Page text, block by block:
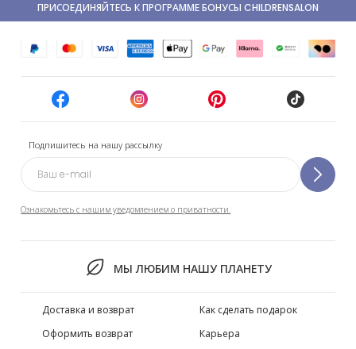
Подпишитесь на нашу рассылку
Ознакомьтесь с нашим уведомлением о приватности.
МЫ ЛЮБИМ НАШУ ПЛАНЕТУ
ПРИСОЕДИНЯЙТЕСЬ К ПРОГРАММЕ БОНУСЫ CHILDRENSALON
Доставка и возврат
Оформить возврат
Как сделать подарок
Карьера